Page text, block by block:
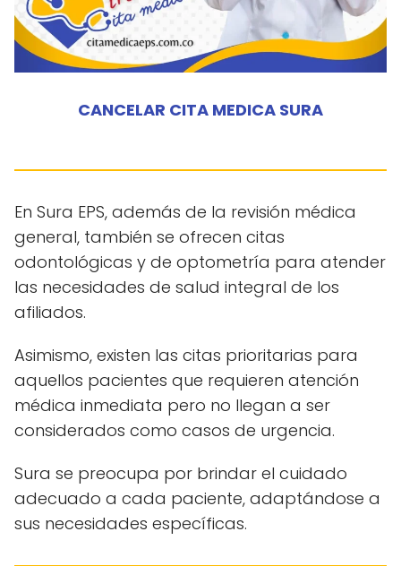
CANCELAR CITA MEDICA SURA
En Sura EPS, además de la revisión médica
general, también se ofrecen citas
odontológicas y de optometría para atender
las necesidades de salud integral de los
afiliados.
Asimismo, existen las citas prioritarias para
aquellos pacientes que requieren atención
médica inmediata pero no llegan a ser
considerados como casos de urgencia.
Sura se preocupa por brindar el cuidado
adecuado a cada paciente, adaptándose a
sus necesidades específicas.